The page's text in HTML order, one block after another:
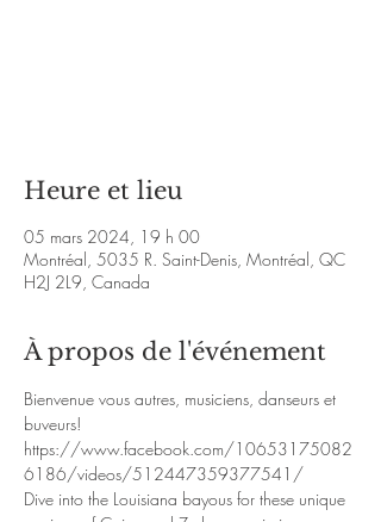
Heure et lieu
05 mars 2024, 19 h 00
Montréal, 5035 R. Saint-Denis, Montréal, QC
H2J 2L9, Canada
À propos de l'événement
Bienvenue vous autres, musiciens, danseurs et
buveurs!
https://www.facebook.com/10653175082
6186/videos/512447359377541/
Dive into the Louisiana bayous for these unique